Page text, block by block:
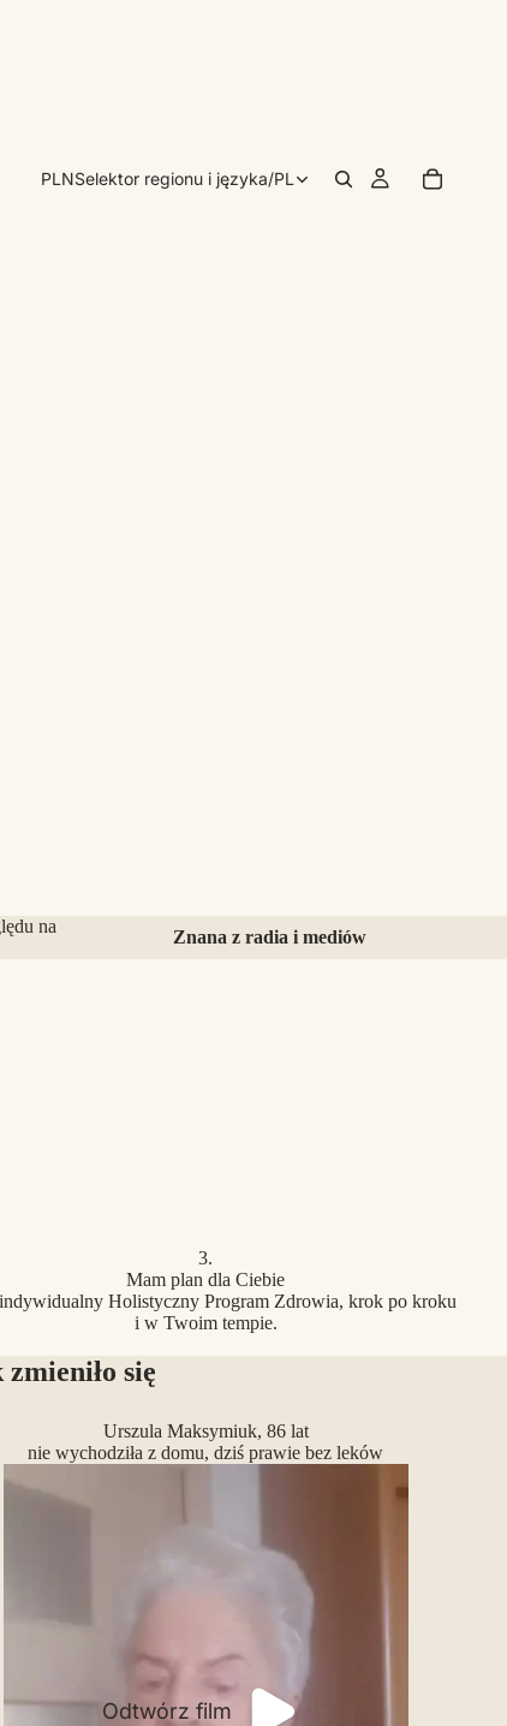
PLNSelektor regionu i języka/PL
na
Znana z radia i mediów
3.
Mam plan dla Ciebie
Holistyczny Program Zdrowia, krok po kroku
i w Twoim tempie.
się
Urszula Maksymiuk, 86 lat
nie wychodziła z domu, dziś prawie bez leków
Odtwórz film